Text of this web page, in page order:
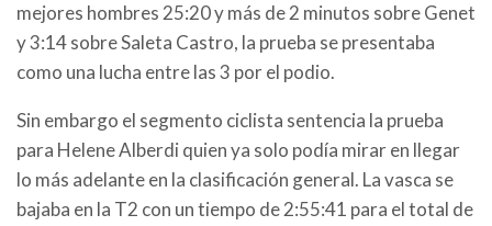
mejores hombres 25:20 y más de 2 minutos sobre Genet
y 3:14 sobre Saleta Castro, la prueba se presentaba
como una lucha entre las 3 por el podio.
Sin embargo el segmento ciclista sentencia la prueba
para Helene Alberdi quien ya solo podía mirar en llegar
lo más adelante en la clasificación general. La vasca se
bajaba en la T2 con un tiempo de 2:55:41 para el total de